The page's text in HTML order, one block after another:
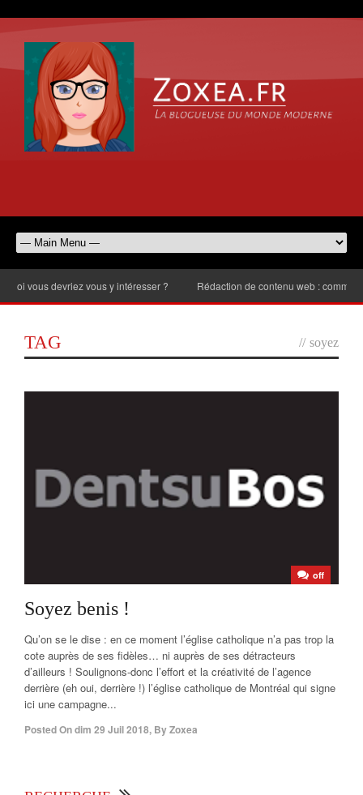
vous devriez vous y intéresser ? Rédaction de contenu web : comment
TAG // soyez
off
Soyez benis !
Qu’on se le dise : en ce moment l’église catholique n’a pas trop la
cote auprès de ses fidèles… ni auprès de ses détracteurs
d’ailleurs ! Soulignons-donc l’effort et la créativité de l’agence
derrière (eh oui, derrière !) l’église catholique de Montréal qui signe
ici une campagne...
Posted Ondim 29 Juil 2018, ByZoxea